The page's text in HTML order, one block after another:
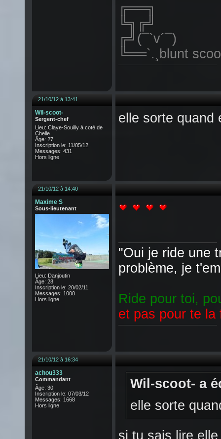
╔══╗
╚╗╔╝
╔╝(¯`v´¯)
╚══`.¸blunt
21/10/12 à 13:41
Wil-scoot-
Sergent-chef
Lieu: Claye-Souilly à coté de
Chelle
Âge: 27
Inscription le: 11/05/12
Messages: 431
Hors ligne
elle sorte quand
21/10/12 à 14:40
Maxime S
Sous-lieutenant
Lieu: Danjoutin
Âge: 28
Inscription le: 20/02/11
Messages: 1000
Hors ligne
"Oui je ride une
problème, je
Ride pour toi,
et pas pour te la
21/10/12 à 16:34
achou333
Commandant
Âge: 30
Inscription le: 07/03/12
Messages: 1668
Hors ligne
Wil-scoot- a
elle sorte
si tu sais lire